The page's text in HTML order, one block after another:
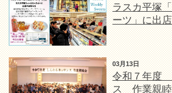
ラスカ平塚
ーツ」に出
03月13日
令和７年度
ス 作業親